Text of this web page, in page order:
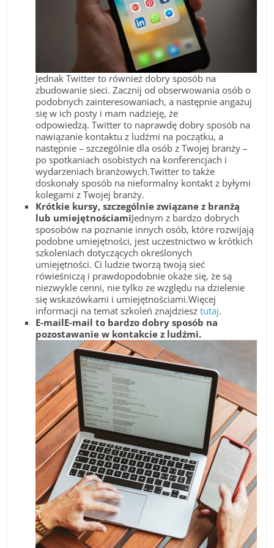
Jednak Twitter to również dobry sposób na
zbudowanie sieci. Zacznij od obserwowania osób o
podobnych zainteresowaniach, a następnie angażuj
się w ich posty i mam nadzieję, że
odpowiedzą. Twitter to naprawdę dobry sposób na
nawiązanie kontaktu z ludźmi na początku, a
następnie – szczególnie dla osób z Twojej branży –
po spotkaniach osobistych na konferencjach i
wydarzeniach branżowych.Twitter to także
doskonały sposób na nieformalny kontakt z byłymi
kolegami z Twojej branży.
Krótkie kursy, szczególnie związane z branżą
lub umiejętnościamiJednym z bardzo dobrych
sposobów na poznanie innych osób, które rozwijają
podobne umiejętności, jest uczestnictwo w krótkich
szkoleniach dotyczących określonych
umiejętności. Ci ludzie tworzą twoją sieć
rówieśniczą i prawdopodobnie okaże się, że są
niezwykle cenni, nie tylko ze względu na dzielenie
się wskazówkami i umiejętnościami.Więcej
informacji na temat szkoleń znajdziesztutaj.
E-mailE-mail to bardzo dobry sposób na
pozostawanie w kontakcie z ludźmi.